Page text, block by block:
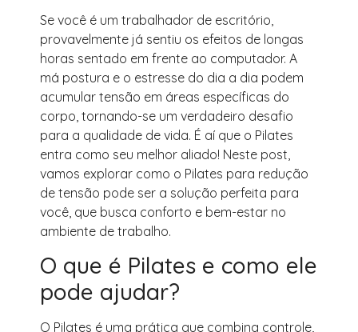
Se você é um trabalhador de escritório,
provavelmente já sentiu os efeitos de longas
horas sentado em frente ao computador. A
má postura e o estresse do dia a dia podem
acumular tensão em áreas específicas do
corpo, tornando-se um verdadeiro desafio
para a qualidade de vida. É aí que o Pilates
entra como seu melhor aliado! Neste post,
vamos explorar como o Pilates para redução
de tensão pode ser a solução perfeita para
você, que busca conforto e bem-estar no
ambiente de trabalho.
O que é Pilates e como ele
pode ajudar?
O Pilates é uma prática que combina controle,